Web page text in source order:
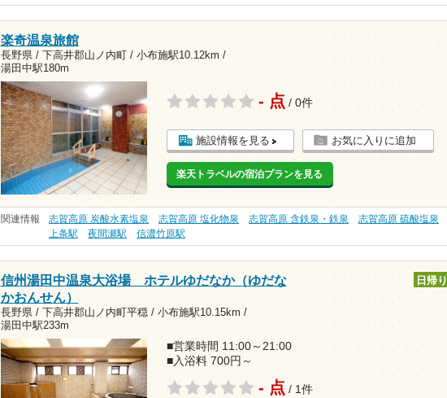
楽奇温泉旅館
長野県 / 下高井郡山ノ内町 / 小布施駅10.12km /
湯田中駅180m
- 点 / 0件
施設情報を見る お気に入りに追加
楽天トラベルの宿泊プランを見る
関連情報 志賀高原 炭酸水素塩泉 志賀高原 塩化物泉 志賀高原 含鉄泉・鉄泉 志賀高原 硫酸塩泉
上条駅
夜間瀬駅 信濃竹原駅
信州湯田中温泉大浴場 ホテルゆだなか（ゆだな
かおんせん）
長野県 / 下高井郡山ノ内町平穏 / 小布施駅10.15km /
湯田中駅233m
日帰り
■営業時間 11:00～21:00
■入浴料 700円～
- 点 / 1件